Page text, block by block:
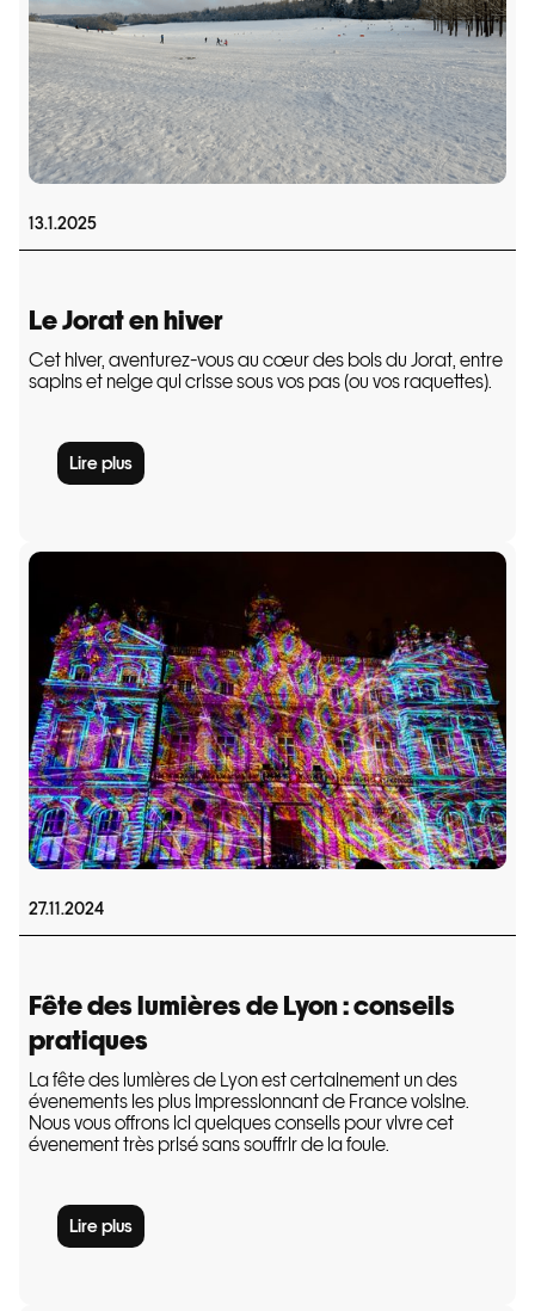
13.1.2025
Le Jorat en hiver
Cet hiver, aventurez-vous au cœur des bois du Jorat, entre
sapins et neige qui crisse sous vos pas (ou vos raquettes).
Lire plus
27.11.2024
Fête des lumières de Lyon : conseils
pratiques
La fête des lumières de Lyon est certainement un des
évenements les plus impressionnant de France voisine.
Nous vous offrons ici quelques conseils pour vivre cet
évenement très prisé sans souffrir de la foule.
Lire plus